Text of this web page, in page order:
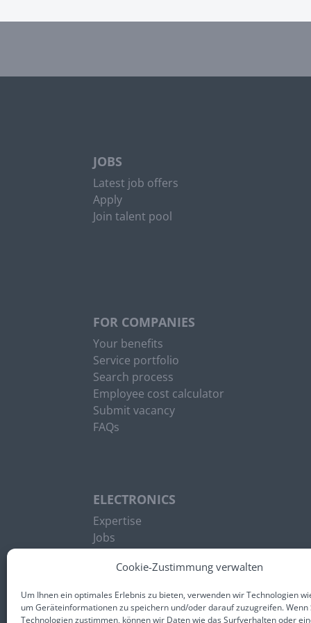
Cookie-Zustimmung verwalten
Um Ihnen ein optimales Erlebnis zu bieten, verwenden wir Technologien
um Geräteinformationen zu speichern und/oder darauf zuzugreifen. Wenn
Technologien zustimmen, können wir Daten wie das Surfverhalten oder
JOBS
Latest job offers
Apply
Join talent pool
FOR COMPANIES
Your benefits
Service portfolio
Search process
Employee cost calculator
Submit vacancy
FAQs
ELECTRONICS
Expertise
Jobs